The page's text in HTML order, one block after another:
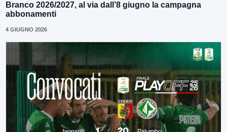
Branco 2026/2027, al via dall’8 giugno la campagna
abbonamenti
4 GIUGNO 2026